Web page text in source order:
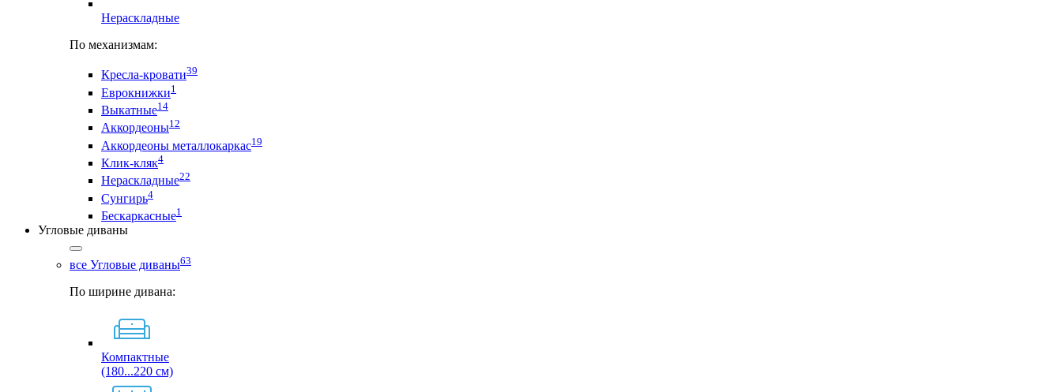
Нераскладные
По механизмам:
Кресла-кровати39
Еврокнижки1
Выкатные14
Аккордеоны12
Аккордеоны металлокаркас19
Клик-кляк4
Нераскладные22
Сунгирь4
Бескаркасные1
Угловые диваны
все Угловые диваны63
По ширине дивана:
Компактные
(180...220 см)